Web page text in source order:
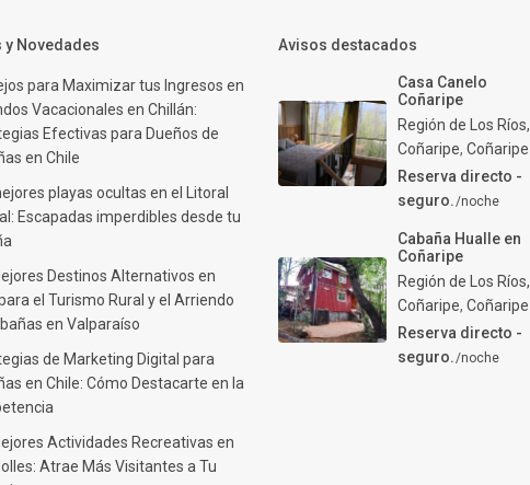
y Novedades
para Maximizar tus Ingresos en
Vacacionales en Chillán:
Efectivas para Dueños de
en Chile
playas ocultas en el Litoral
Escapadas imperdibles desde tu
Destinos Alternativos en
el Turismo Rural y el Arriendo
en Valparaíso
de Marketing Digital para
en Chile: Cómo Destacarte en la
Actividades Recreativas en
Atrae Más Visitantes a Tu
Avisos destacados
Casa Canelo
Coñaripe
Región de Los Ríos,
Coñaripe,Coñaripe
Reserva directo -
seguro./noche
Cabaña Hualle en
Coñaripe
Región de Los Ríos,
Coñaripe,Coñaripe
Reserva directo -
seguro./noche